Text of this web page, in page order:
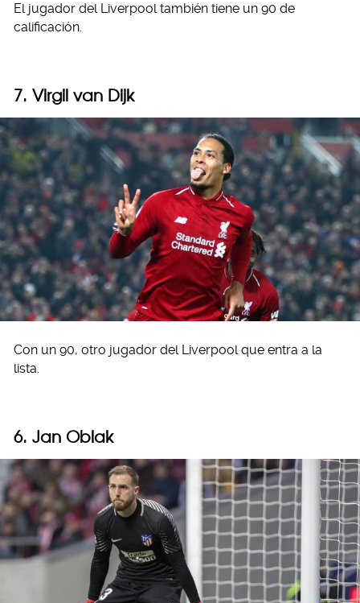
El jugador del Liverpool también tiene un 90 de
calificación.
7. Virgil van Dijk
Con un 90, otro jugador del Liverpool que entra a la
lista.
6. Jan Oblak